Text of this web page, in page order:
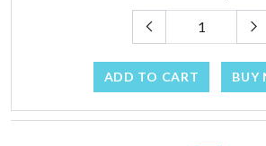
ADD TO CART BUY